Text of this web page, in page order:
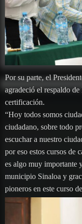
Por su parte, el
agradeció el respaldo
certificación.
“Hoy todos somos
ciudadano, sobre todo
escuchar a nuestro
por eso estos cursos de
es algo muy importante
municipio Sinaloa y
pioneros en este curso